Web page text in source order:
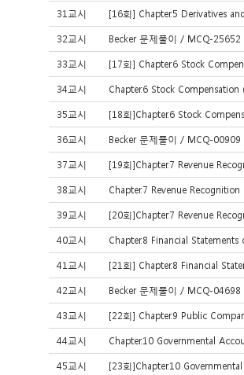
31교시 [16회] Chapter.5 Derivatives
32교시 Becker 문제풀이 / MCQ-
33교시 [17회] Chapter.6 Stock
34교시 Chapter.6 Stock
35교시 [18회]Chapter.6 Stock
36교시 Becker 문제풀이 / MCQ-
37교시 [19회]Chapter.7 Revenue
38교시 Chapter.7 Revenue
39교시 [20회]Chapter.7 Revenue
40교시 Chapter.8 Financial
41교시 [21회] Chapter.8 Financial
42교시 Becker 문제풀이 / MCQ-
43교시 [22회] Chapter.9 Public
44교시 Chapter.10 Governmental
45교시 [23회]Chapter.10